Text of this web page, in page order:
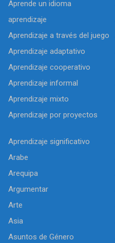
Aprende un idioma
aprendizaje
Aprendizaje a través del juego
Aprendizaje adaptativo
Aprendizaje cooperativo
Aprendizaje informal
Aprendizaje mixto
Aprendizaje por proyectos
Aprendizaje significativo
Arabe
Arequipa
Argumentar
Arte
Asia
Asuntos de Género